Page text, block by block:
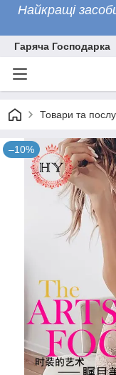
Найкращі
Гаряча Господарка
Товари та
–10%